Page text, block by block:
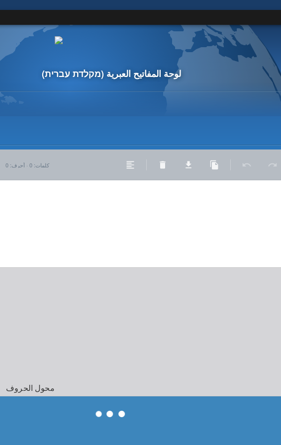
لوحة المفاتيح العبرية (מקלדת עברית)
كلمات:
0
· أحرف:
0
محول الحروف